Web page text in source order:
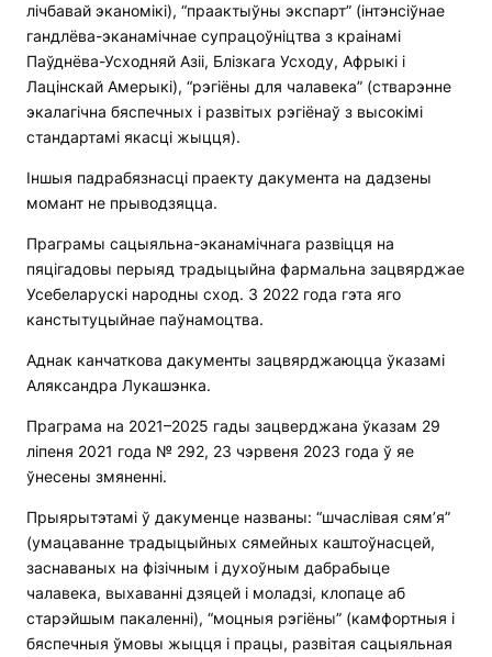
лічбавай эканомікі), “праактыўны экспарт” (інтэнсіўнае
гандлёва-эканамічнае супрацоўніцтва з краінамі
Паўднёва-Усходняй Азіі, Блізкага Усходу, Афрыкі і
Лацінскай Амерыкі), “рэгіёны для чалавека” (стварэнне
экалагічна бяспечных і развітых рэгіёнаў з высокімі
стандартамі якасці жыцця).
Іншыя падрабязнасці праекту дакумента на дадзены
момант не прыводзяцца.
Праграмы сацыяльна-эканамічнага развіцця на
пяцігадовы перыяд традыцыйна фармальна зацвярджае
Усебеларускі народны сход. З 2022 года гэта яго
канстытуцыйнае паўнамоцтва.
Аднак канчаткова дакументы зацвярджаюцца ўказамі
Аляксандра Лукашэнка.
Праграма на 2021–2025 гады зацверджана ўказам 29
ліпеня 2021 года № 292, 23 чэрвеня 2023 года ў яе
ўнесены змяненні.
Прыярытэтамі ў дакуменце названы: “шчаслівая сям’я”
(умацаванне традыцыйных сямейных каштоўнасцей,
заснаваных на фізічным і духоўным дабрабыце
чалавека, выхаванні дзяцей і моладзі, клопаце аб
старэйшым пакаленні), “моцныя рэгіёны” (камфортныя і
бяспечныя ўмовы жыцця і працы, развітая сацыяльная